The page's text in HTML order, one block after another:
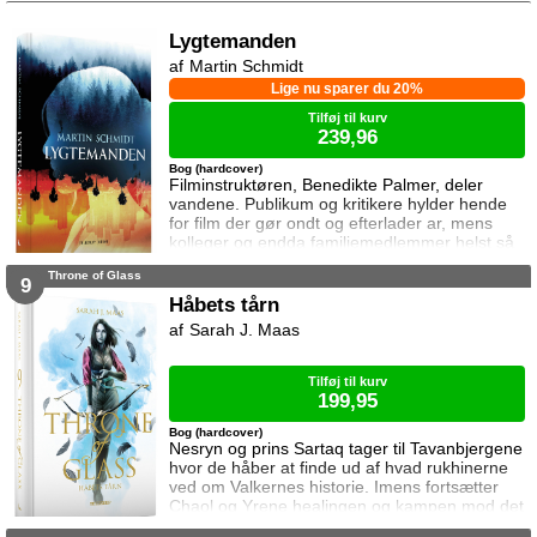
mod Erawans rædsler?
Lygtemanden
Filminstruktøren, Benedikte Palmer, deler
vandene. Publikum og kritikere hylder hende
for film der gør ondt og efterlader ar, mens
kolleger og endda familiemedlemmer helst så
hende forsvinde. Under en rejse til Los
miste livet. Da efterforskningen fortsætter
nyuddannede agent April Biggs for at assistere
Bog (hardcover)
Lige nu sparer du 20%
Martin Schmidt
Tilføj til kurv
239,96
9 Throne of Glass
Håbets tårn
Nesryn og prins Sartaq tager til Tavanbjergene
hvor de håber at finde ud af hvad rukhinerne
ved om Valkernes historie. Imens fortsætter
Chaol og Yrene healingen og kampen mod det
mystiske mørke som lurer inden i ham. Men
Bog (hardcover)
Sarah J. Maas
Tilføj til kurv
199,95